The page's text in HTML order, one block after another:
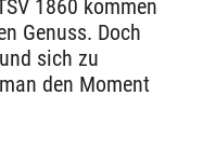
1860 kommen
Genuss. Doch
sich zu
den Moment